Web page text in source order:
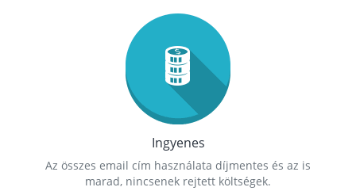
Ingyenes
Az összes email cím használata díjmentes és az is
marad, nincsenek rejtett költségek.